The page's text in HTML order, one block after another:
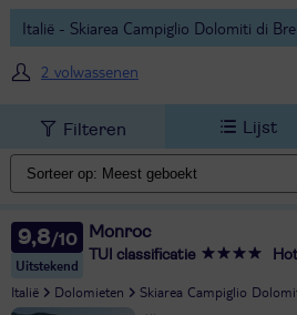
Italië - Skiarea Campiglio Dolomiti di
2 volwassenen
Filteren Lijst
9,8
Uitstekend
Monroc
TUI classificatie
Italië Dolomieten Skiarea Campiglio